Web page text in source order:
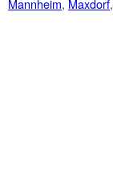
Mannheim, Maxdorf,